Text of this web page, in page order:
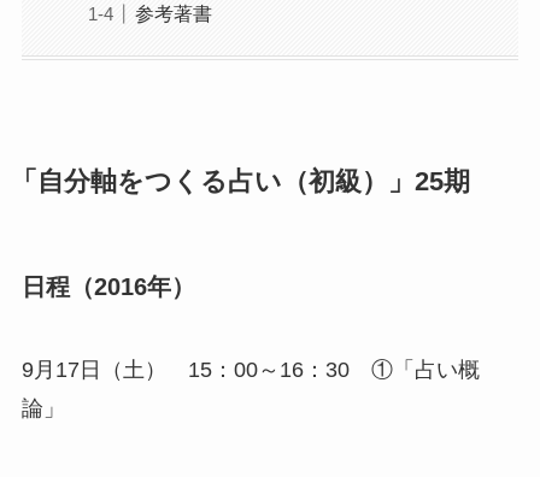
参考著書
「自分軸をつくる占い（初級）」25期
日程（2016年）
9月17日（土） 15：00～16：30 ①「占い概
論」